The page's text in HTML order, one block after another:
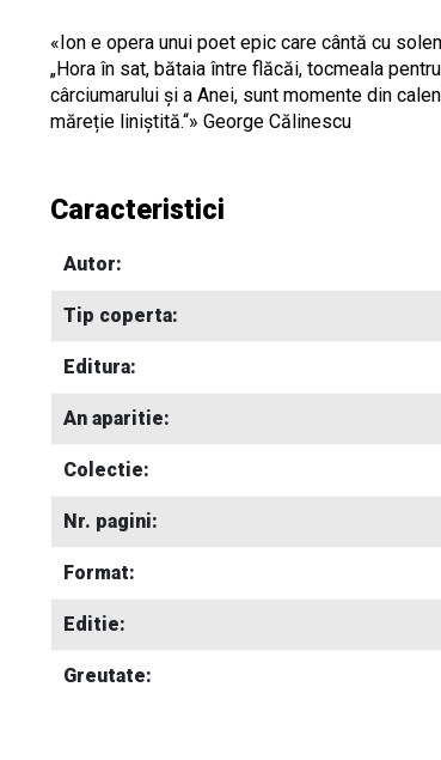
«Ion e opera unui poet epic care cântă cu
„Hora în sat, bătaia între flăcăi, tocmeala
cârciu­marului și a Anei, sunt momente din
măreție liniștită.“» George Călinescu
Caracteristici
Autor:
Tip coperta:
Editura:
An aparitie:
Colectie:
Nr. pagini:
Format:
Editie:
Greutate: